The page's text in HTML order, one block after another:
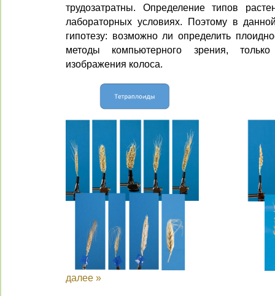
трудозатратны. Определение типов
лабораторных условиях. Поэтому в
гипотезу: возможно ли определить
методы компьютерного зрения,
изображения колоса.
далее »